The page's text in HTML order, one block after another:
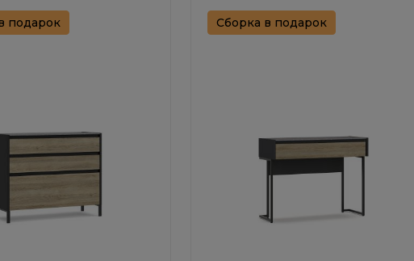
подарок Сборка в подарок